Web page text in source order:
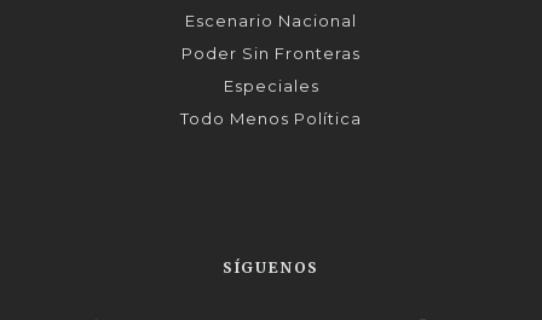
Escenario Nacional
Poder Sin Fronteras
Especiales
Todo Menos Política
SÍGUENOS